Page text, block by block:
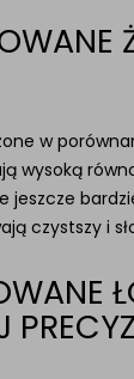
w
wysoką
jeszcze
czystszy i